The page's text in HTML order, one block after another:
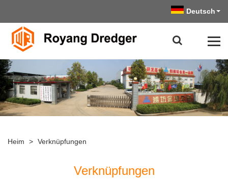
Deutsch
Heim > Verknüpfungen
Verknüpfungen